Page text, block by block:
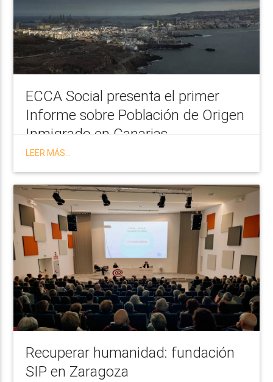
ECCA Social presenta el primer
Informe sobre Población de Origen
Inmigrado en Canarias
LEER MÁS...
Recuperar humanidad: fundación
SIP en Zaragoza